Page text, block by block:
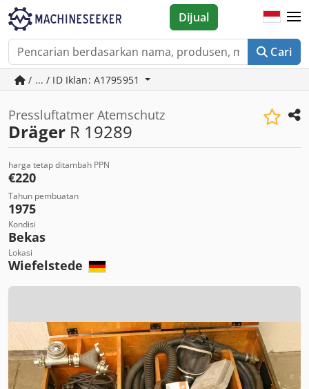
Cari
Dijual
/ ... / ID Iklan: A1795951
Pressluftatmer Atemschutz
Dräger R 19289
harga tetap ditambah PPN
€220
Tahun pembuatan
1975
Kondisi
Bekas
Lokasi
Wiefelstede